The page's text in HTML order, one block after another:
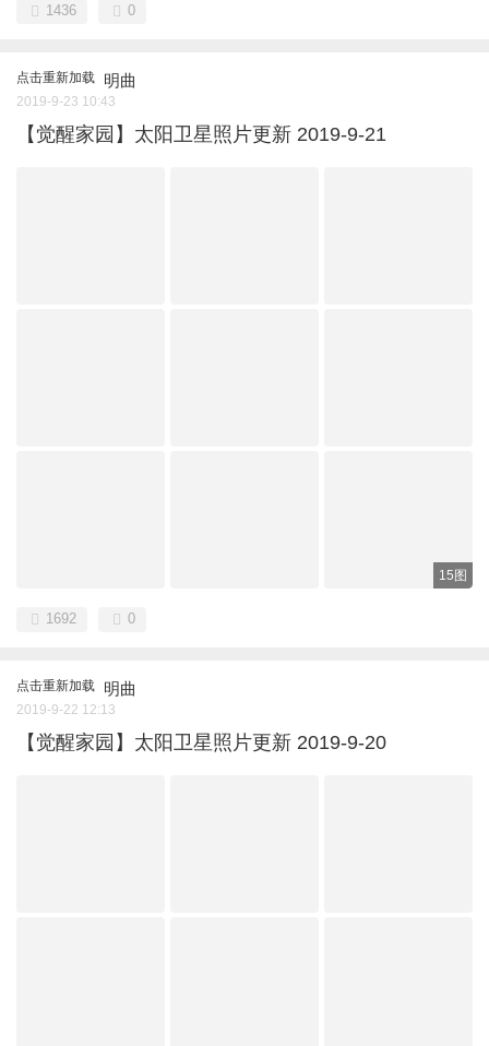
1436 0
点击重新加载 明曲
2019-9-23 10:43
【觉醒家园】太阳卫星照片更新 2019-9-21
15图
1692 0
点击重新加载 明曲
2019-9-22 12:13
【觉醒家园】太阳卫星照片更新 2019-9-20